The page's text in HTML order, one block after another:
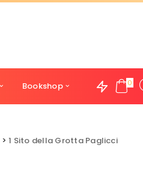
Bookshop 0
>1 Sito della Grotta Paglicci